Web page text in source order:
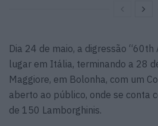
Dia 24 de maio, a digressão “60th
lugar em Itália, terminando a 28
Maggiore, em Bolonha, com um
aberto ao público, onde se conta
de 150 Lamborghinis.